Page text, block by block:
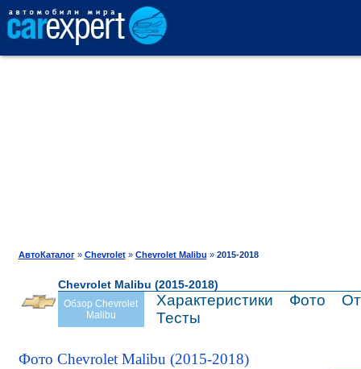
ТЕСТ-ДРАЙВ
ПРОДАЖА
АвтоКаталог» Chevrolet» Chevrolet Malibu » 2015-2018
Chevrolet Malibu (2015-2018)
Обзор Chevrolet
Malibu
Характеристики Фото
Тесты
Фото Chevrolet Malibu (2015-2018)